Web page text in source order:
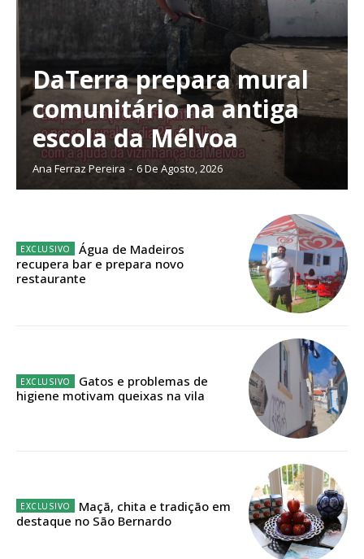
Planos de Assinatura
Faça-se assinante do Região de Cister e ajude-nos a manter este serviço
público!
Sendo assinante terá acesso a todos os conteúdos exclusivos e versões
12 meses
DaTerra prepara mural
comunitário na antiga
escola da Mélvoa
Ana Ferraz Pereira - 6 De Agosto, 2026
Água de Madeiros
recupera bar e prepara novo
restaurante
Gatos e problemas de
higiene motivam queixas na vila
Maçã, chita e tradição em
destaque no São Bernardo